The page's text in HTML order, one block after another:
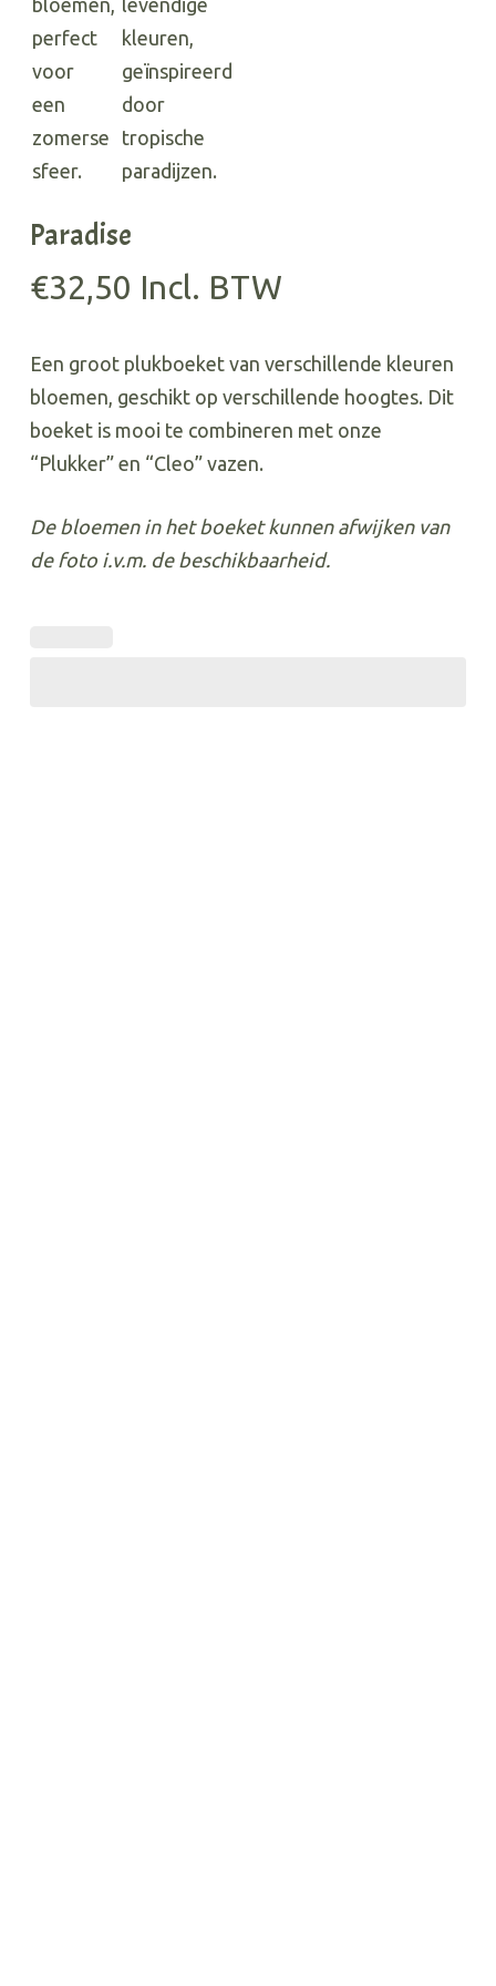
Paradise
€32,50 Incl. BTW
Een groot plukboeket van verschillende kleuren
bloemen, geschikt op verschillende hoogtes. Dit
boeket is mooi te combineren met onze
“Plukker” en “Cleo” vazen.
De bloemen in het boeket kunnen afwijken van
de foto i.v.m. de beschikbaarheid.